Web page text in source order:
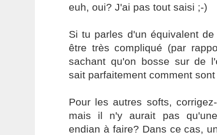
euh, oui? J'ai pas tout saisi ;-)
Si tu parles d'un équivalent
être très compliqué (par
sachant qu'on bosse sur de
sait parfaitement comment
Pour les autres softs,
mais il n'y aurait pas
endian à faire? Dans ce cas,